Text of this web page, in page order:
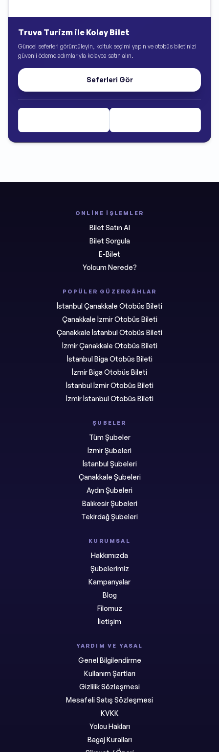
Truva Turizm ile Kolay Bilet
Güncel seferleri görüntüleyin, koltuk seçimi yapın ve otobüs biletinizi
güvenli ödeme adımlarıyla kolayca satın alın.
Seferleri Gör
ONLINE İŞLEMLER
Bilet Satın Al
Bilet Sorgula
E-Bilet
Yolcum Nerede?
POPÜLER GÜZERGÂHLAR
İstanbul Çanakkale Otobüs Bileti
Çanakkale İzmir Otobüs Bileti
Çanakkale İstanbul Otobüs Bileti
İzmir Çanakkale Otobüs Bileti
İstanbul Biga Otobüs Bileti
İzmir Biga Otobüs Bileti
İstanbul İzmir Otobüs Bileti
İzmir İstanbul Otobüs Bileti
ŞUBELER
Tüm Şubeler
İzmir Şubeleri
İstanbul Şubeleri
Çanakkale Şubeleri
Aydın Şubeleri
Balıkesir Şubeleri
Tekirdağ Şubeleri
KURUMSAL
Hakkımızda
Şubelerimiz
Kampanyalar
Blog
Filomuz
İletişim
YARDIM VE YASAL
Genel Bilgilendirme
Kullanım Şartları
Gizlilik Sözleşmesi
Mesafeli Satış Sözleşmesi
KVKK
Yolcu Hakları
Bagaj Kuralları